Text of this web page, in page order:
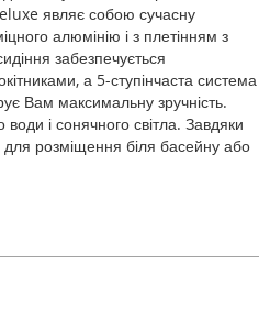
являє собою сучасну
алюмінію і з плетінням з
забезпечується
а 5-ступінчаста система
Вам максимальну зручність.
води і сонячного світла. Завдяки
для розміщення біля басейну або